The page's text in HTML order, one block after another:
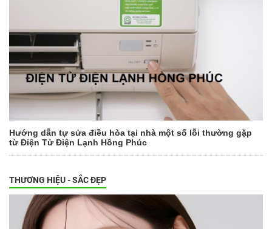
Hướng dẫn tự sửa điều hòa tại nhà một số lỗi thường gặp
từ Điện Tử Điện Lạnh Hồng Phúc
THƯƠNG HIỆU - SẮC ĐẸP